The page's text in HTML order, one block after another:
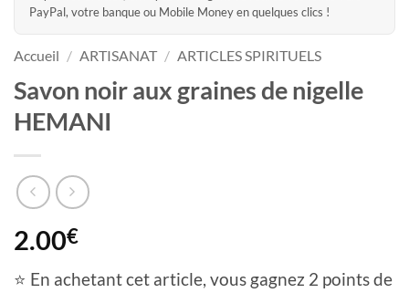
PayPal, votre banque ou Mobile Money en quelques clics !
Accueil / ARTISANAT / ARTICLES SPIRITUELS
Savon noir aux graines de nigelle
HEMANI
2.00€
⭐ En achetant cet article, vous gagnez 2 points de